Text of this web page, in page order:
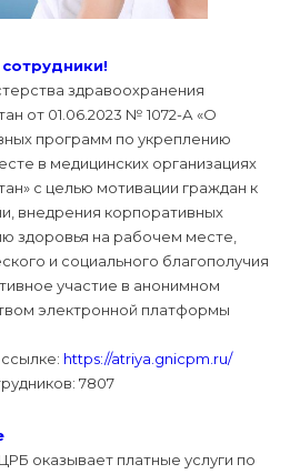
здравоохранения
от 01.06.2023 № 1072-А «О
программ по укреплению
в медицинских организациях
с целью мотивации граждан к
внедрения корпоративных
здоровья на рабочем месте,
и социального благополучия
участие в анонимном
электронной платформы
https://atriya.gnicpm.ru/
7807
оказывает платные услуги по